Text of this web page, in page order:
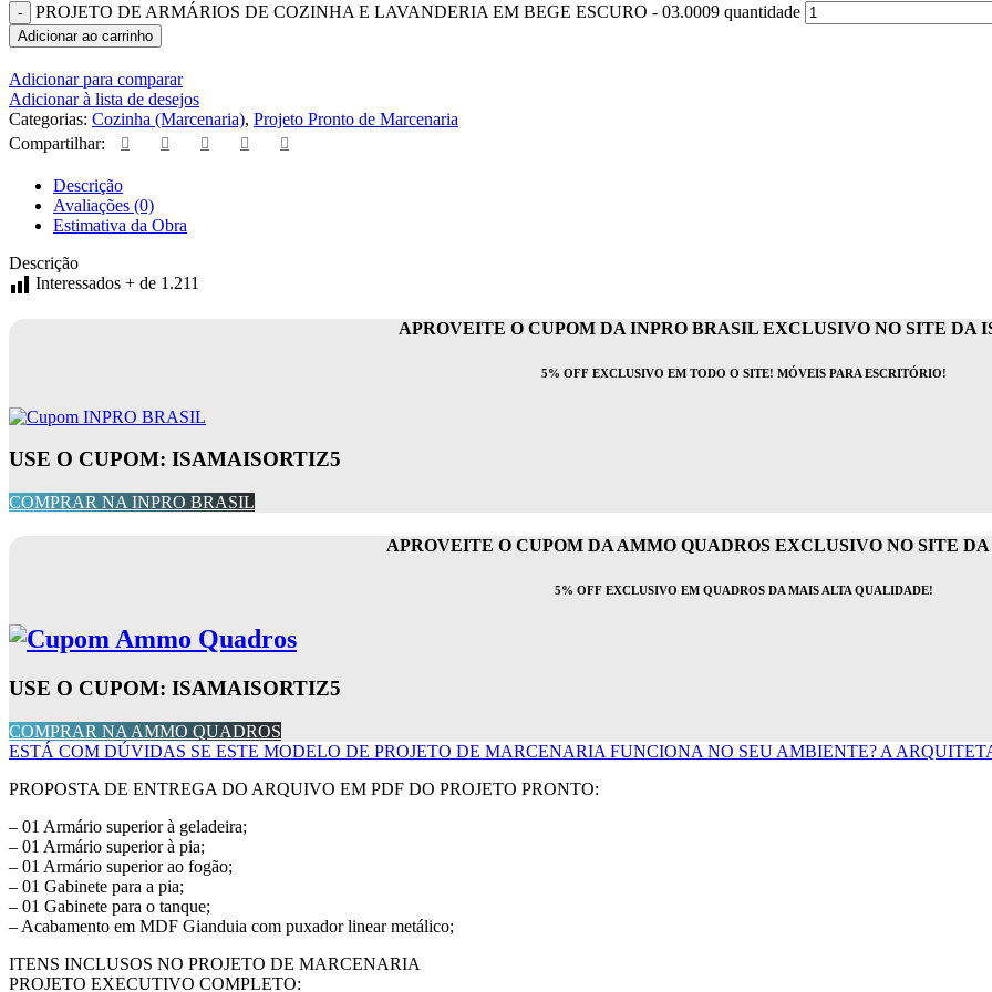
PROJETO DE ARMÁRIOS DE COZINHA E LAVANDERIA EM BEGE ESCURO - 03.0009 quantidade
Adicionar ao carrinho
Adicionar para comparar
Adicionar à lista de desejos
Categorias: Cozinha (Marcenaria), Projeto Pronto de Marcenaria
Compartilhar:
Descrição
Avaliações (0)
Estimativa da Obra
Descrição
Interessados + de 1.211
APROVEITE O CUPOM DA INPRO BRASIL EXCLUSIVO NO SITE DA
5% OFF EXCLUSIVO EM TODO O SITE! MÓVEIS PARA ESCRITÓRIO!
USE O CUPOM: ISAMAISORTIZ5
COMPRAR NA INPRO BRASIL
APROVEITE O CUPOM DA AMMO QUADROS EXCLUSIVO NO SITE
5% OFF EXCLUSIVO EM QUADROS DA MAIS ALTA QUALIDADE!
USE O CUPOM: ISAMAISORTIZ5
COMPRAR NA AMMO QUADROS
ESTÁ COM DÚVIDAS SE ESTE MODELO DE PROJETO DE MARCENARIA FUNCIONA NO SEU AMBIENTE? A
PROPOSTA DE ENTREGA DO ARQUIVO EM PDF DO PROJETO PRONTO:
– 01 Armário superior à geladeira;
– 01 Armário superior à pia;
– 01 Armário superior ao fogão;
– 01 Gabinete para a pia;
– 01 Gabinete para o tanque;
– Acabamento em MDF Gianduia com puxador linear metálico;
ITENS INCLUSOS NO PROJETO DE MARCENARIA
PROJETO EXECUTIVO COMPLETO: